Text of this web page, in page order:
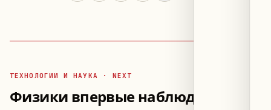
ТЕХНОЛОГИИ И НАУКА · NEXT
Физики впервые наблюдали